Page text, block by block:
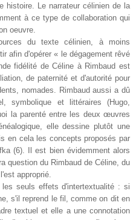
histoire. Le narrateur célinien de la
à ce type de collaboration qui
oeuvre.
du texte célinien, à moins
afin d'opérer « le dégagement rêvé
fidélité de Céline à Rimbaud est
de paternité et d'autorité pour
nomades. Rimbaud aussi a dû
symbolique et littéraires (Hugo,
la parenté entre les deux œuvres
elle dessine plutôt une
en cela les concepts proposés par
(6). Il est bien évidemment alors
question du Rimbaud de Céline, du
approprié.
les seuls effets d'intertextualité : si
s'il reprend le fil, comme on dit en
textuel et elle a une connotation